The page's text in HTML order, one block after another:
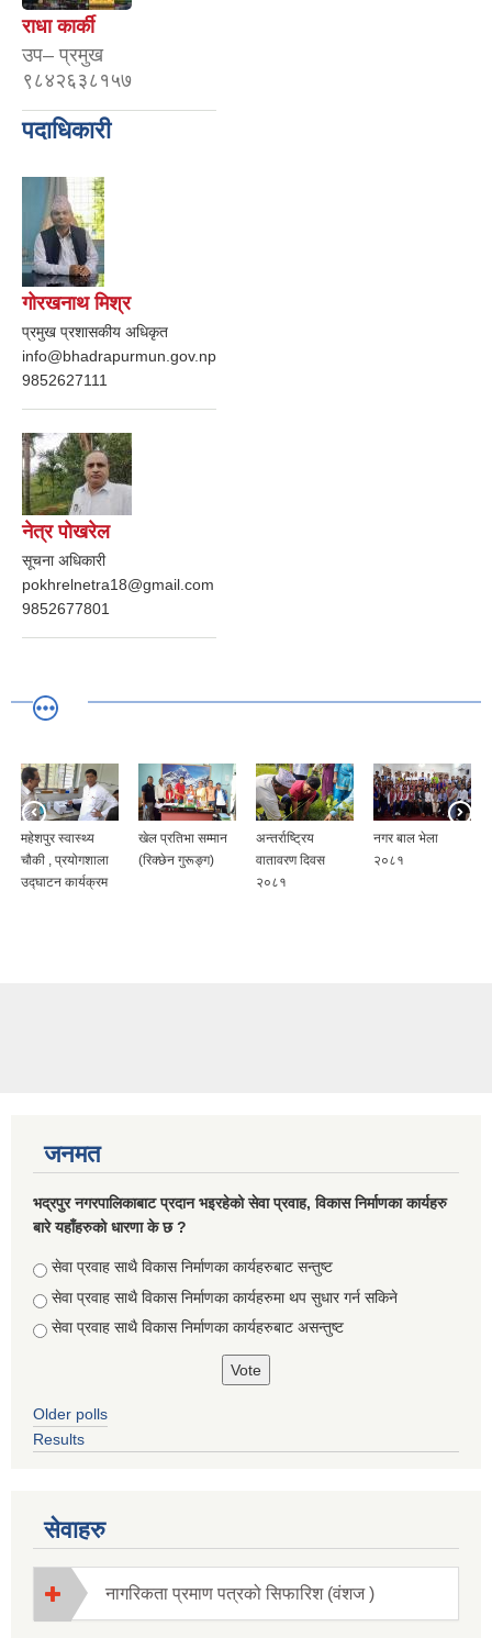
राधा कार्की
उप– प्रमुख
९८४२६३८१५७
पदाधिकारी
गोरखनाथ मिश्र
प्रमुख प्रशासकीय अधिकृत
info@bhadrapurmun.gov.np
9852627111
नेत्र पोखरेल
सूचना अधिकारी
pokhrelnetra18@gmail.com
9852677801
महेशपुर स्वास्थ्य
चौकी , प्रयोगशाला
उद्घाटन कार्यक्रम
खेल प्रतिभा सम्मान
(रिक्छेन गुरूङ्ग)
अन्तर्राष्ट्रिय
वातावरण दिवस
२०८१
नगर बाल भेला
२०८१
जनमत
भद्रपुर नगरपालिकाबाट प्रदान भइरहेको सेवा प्रवाह, विकास निर्माणका कार्यहरु
बारे यहाँहरुको धारणा के छ ?
Choices
सेवा प्रवाह साथै विकास निर्माणका कार्यहरुबाट सन्तुष्ट
सेवा प्रवाह साथै विकास निर्माणका कार्यहरुमा थप सुधार गर्न सकिने
सेवा प्रवाह साथै विकास निर्माणका कार्यहरुबाट असन्तुष्ट
Older polls
Results
सेवाहरु
नागरिकता प्रमाण पत्रको सिफारिश (वंशज )